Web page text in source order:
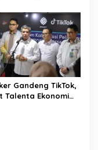
Gandeng TikTok,
Talenta Ekonomi